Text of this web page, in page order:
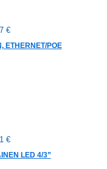
€
ETHERNET/POE
€
LED 4/3”